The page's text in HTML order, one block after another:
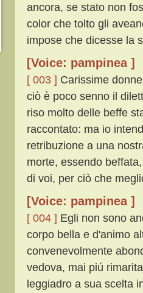
ancora, se stato non
color che tolto gli
impose che dicesse la
[Voice: pampinea ]
[ 003 ] Carissime
ciò è poco senno il
riso molto delle beffe
raccontato: ma io
retribuzione a una
morte, essendo
di voi, per ciò che
[Voice: pampinea ]
[ 004 ] Egli non sono
corpo bella e d'animo
convenevolmente
vedova, mai piú
leggiadro a sua scelta